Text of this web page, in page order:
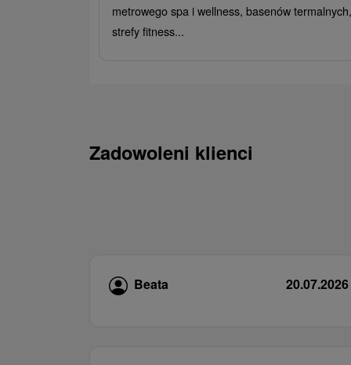
metrowego spa i wellness, basenów termalnych,
strefy fitness...
Zadowoleni klienci
Beata 20.07.2026